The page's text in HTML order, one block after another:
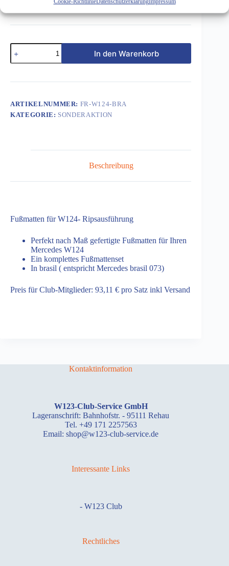
Preis für Club-Mitglieder: 93,11 € pro Satz inkl Versand
Fußmatten
für
W124
Rips
073
Menge
In den Warenkorb
ARTIKELNUMMER: FR-W124-BRA
KATEGORIE: SONDERAKTION
Beschreibung
Fußmatten für W124- Ripsausführung
Perfekt nach Maß gefertigte Fußmatten für Ihren
Mercedes W124
Ein komplettes Fußmattenset
In brasil ( entspricht Mercedes brasil 073)
Preis für Club-Mitglieder: 93,11 € pro Satz inkl Versand
Kontaktinformation
W123-Club-Service GmbH
Lageranschrift: Bahnhofstr. - 95111 Rehau
Tel. +49 171 2257563
Email: shop@w123-club-service.de
Interessante Links
- W123 Club
Rechtliches